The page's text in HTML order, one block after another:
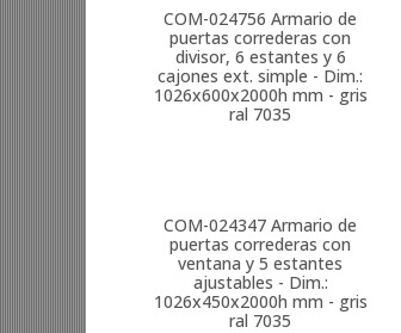
COM-024756 Armario de
puertas correderas con
divisor, 6 estantes y 6
cajones ext. simple - Dim.:
1026x600x2000h mm - gris
ral 7035
COM-024347 Armario de
puertas correderas con
ventana y 5 estantes
ajustables - Dim.:
1026x450x2000h mm - gris
ral 7035